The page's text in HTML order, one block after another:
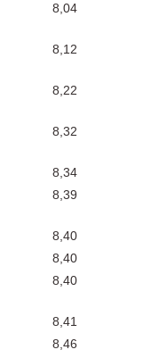
8,04
8,12
8,22
8,32
8,34
8,39
8,40
8,40
8,40
8,41
8,46